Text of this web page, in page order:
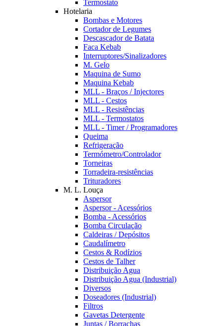
Termostato
Hotelaria
Bombas e Motores
Cortador de Legumes
Descascador de Batata
Faca Kebab
Interruptores/Sinalizadores
M. Gelo
Maquina de Sumo
Maquina Kebab
MLL - Braços / Injectores
MLL - Cestos
MLL - Resistências
MLL - Termostatos
MLL - Timer / Programadores
Queima
Refrigeração
Termómetro/Controlador
Torneiras
Torradeira-resistências
Trituradores
M. L. Louça
Aspersor
Aspersor - Acessórios
Bomba - Acessórios
Bomba Circulação
Caldeiras / Depósitos
Caudalímetro
Cestos & Rodízios
Cestos de Talher
Distribuição Agua
Distribuição Agua (Industrial)
Diversos
Doseadores (Industrial)
Filtros
Gavetas Detergente
Juntas / Borrachas